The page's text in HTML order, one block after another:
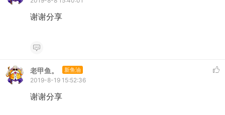
谢谢分享
老甲鱼。 新鱼油
2019-8-19 15:52:36
谢谢分享